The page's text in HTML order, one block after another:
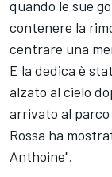
quando le sue
contenere la
centrare una
E la dedica è
alzato al cielo
arrivato al parco
Rossa ha
Anthoine".